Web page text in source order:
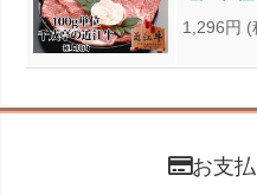
1,296円 (
お支